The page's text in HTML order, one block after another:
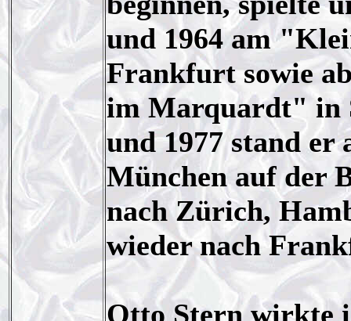
und 1964 am
Frankfurt sowie
im Marquardt" in
und 1977 stand
München auf der
nach Zürich,
wieder nach
Otto Stern wirkte